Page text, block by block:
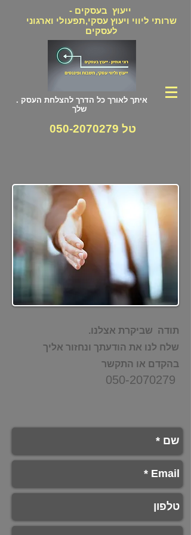
ייעוץ בעסקים -
שרותי ליווי ויעוץ עסקי,תפעולי וארגוני
לעסקים
. איתך לאורך כל הדרך להצלחת העסק
שלך
050-2070279 טל
תודה שביקרת אצלנו.
שלח לנו את הודעתך ונחזור אליך
בהקדם או התקשר
050-2070279